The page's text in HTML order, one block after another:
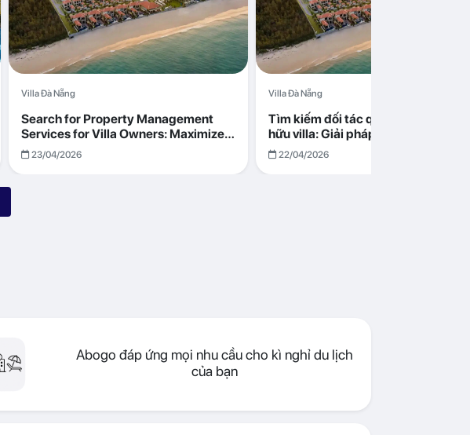
Villa Đà Nẵng
Search for Property Management
Services for Villa Owners: Maximize
Returns with Abogo in Da Nang
23/04/2026
Villa Đà Nẵng
Tìm kiếm đối tác quản lý cho chủ sở
hữu villa: Giải pháp tối ưu lợi nhuận
cùng Abogo tại Đà Nẵng
22/04/2026
Abogo đáp ứng mọi nhu cầu cho kì nghỉ du lịch
của bạn